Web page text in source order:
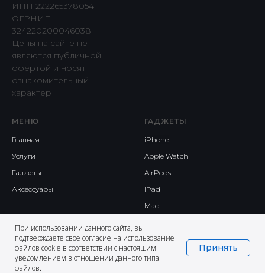
При использовании данного сайта, вы
подтверждаете свое согласие на использование
файлов cookie в соответствии с настоящим
уведомлением в отношении данного типа
файлов.
Принять
ИНН 222265378054
ОГРНИП
324220200046038
Цены на сайте не
являются публичной
офертой и носят
ознакомительный
характер
МЕНЮ
Главная
Услуги
Гаджеты
Аксессуары
ГАДЖЕТЫ
iPhone
Apple Watch
AirPods
iPad
Mac